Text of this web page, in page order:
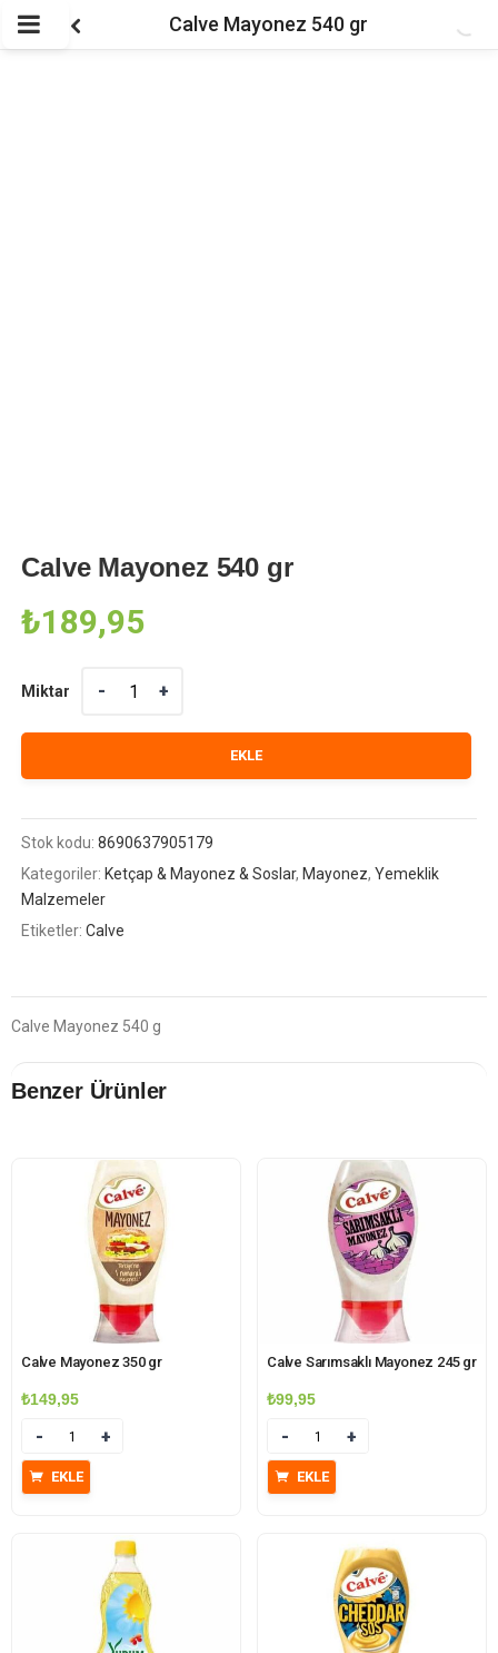
Calve Mayonez 540 gr
Calve Mayonez 540 gr
₺189,95
Miktar
EKLE
Stok kodu:8690637905179
Kategoriler: Ketçap & Mayonez & Soslar, Mayonez,Yemeklik
Malzemeler
Etiketler:Calve
Calve Mayonez 540 g
Benzer Ürünler
Calve Mayonez 350 gr
₺149,95
Miktar
EKLE
Calve Sarımsaklı Mayonez 245 gr
₺99,95
Miktar
EKLE